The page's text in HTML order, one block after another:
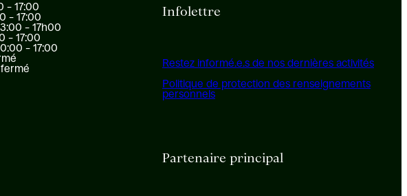
– 17:00
– 17:00
– 17h00
– 17:00
– 17:00
Infolettre
Restez informé.e.s de nos dernières activités
Politique de protection des renseignements
personnels
Partenaire principal